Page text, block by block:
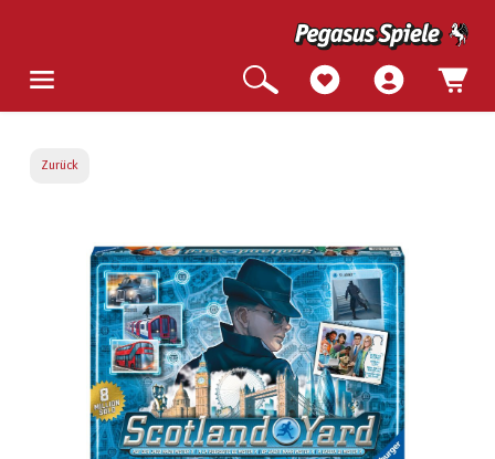
Zurück
Bildergalerie überspringen